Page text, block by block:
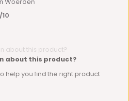
Woerden
about this product?
help you find the right product